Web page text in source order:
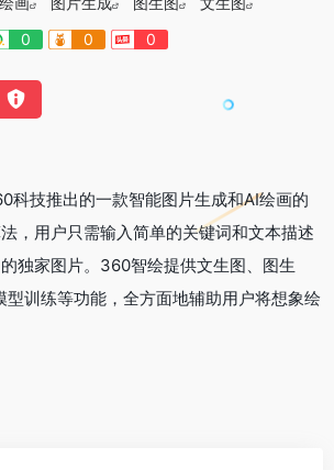
0 0 0
科技推出的一款智能图片生成和AI绘画的
，用户只需输入简单的关键词和文本描述
独家图片。360智绘提供文生图、图生
型训练等功能，全方面地辅助用户将想象绘